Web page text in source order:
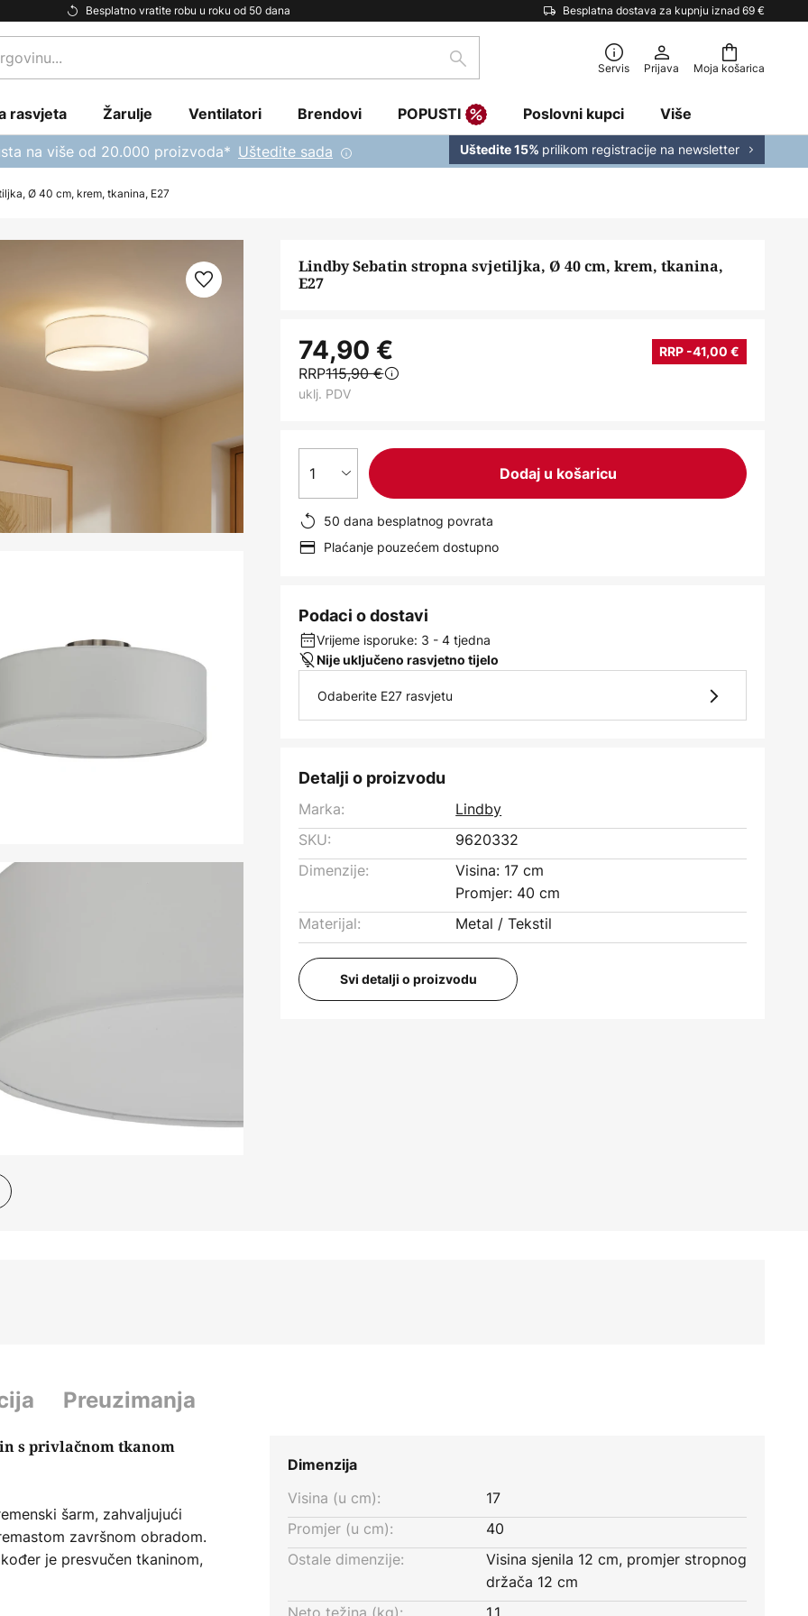
Besplatno vratite robu u roku od 50 dana Besplatna dostava za kupnju iznad 69 €
Moja košarica
traži Servis Prijava
rasvjeta Žarulje Ventilatori Brendovi POPUSTI Poslovni kupci Više
na više od 20.000 proizvoda* Uštedite sada Uštedite 15% prilikom registracije na newsletter
Ø 40 cm, krem, tkanina, E27
Lindby Sebatin stropna svjetiljka, Ø 40 cm, krem, tkanina,
E27
74,90 € RRP -41,00 €
RRP115,90 €
uklj. PDV
1 Dodaj u košaricu
50 dana besplatnog povrata
Plaćanje pouzećem dostupno
Podaci o dostavi
Vrijeme isporuke: 3 - 4 tjedna
Nije uključeno rasvjetno tijelo
Odaberite E27 rasvjetu
Detalji o proizvodu
Marka:
Lindby
SKU:
9620332
Dimenzije:
Visina: 17 cm
Promjer: 40 cm
Materijal:
Metal / Tekstil
Svi detalji o proizvodu
Preuzimanja
s privlačnom tkanom
šarm, zahvaljujući
završnom obradom.
je presvučen tkaninom,
i na najugodniji način
Dimenzija
Visina (u cm):
17
Promjer (u cm):
40
Ostale dimenzije:
Visina sjenila 12 cm, promjer stropnog
držača 12 cm